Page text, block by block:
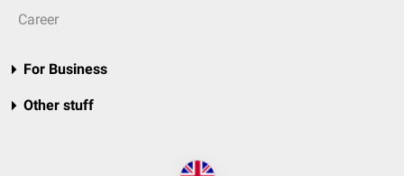
Career
For Business
Other stuff